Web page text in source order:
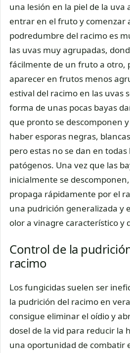
una lesión en la piel de la uva
entrar en el fruto y comenzar
podredumbre del racimo es
las uvas muy agrupadas,
fácilmente de un fruto a otro,
aparecer en frutos menos
estival del racimo en las uvas
forma de unas pocas bayas
que pronto se descomponen
haber esporas negras,
pero estas no se dan en todas
patógenos. Una vez que las
inicialmente se
propaga rápidamente por el
una pudrición generalizada y
olor a vinagre característico y
Control de la
racimo
Los fungicidas suelen ser
la pudrición del racimo en
consigue eliminar el oídio y
dosel de la vid para reducir la
una oportunidad de combatir